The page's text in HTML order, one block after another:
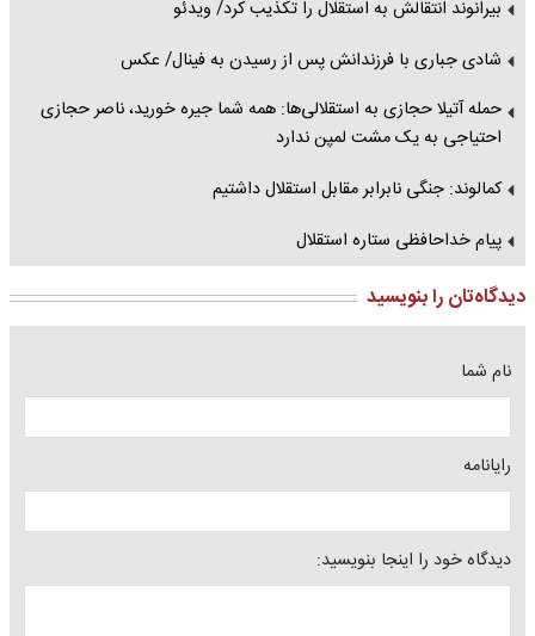
بیرانوند انتقالش به استقلال را تکذیب کرد/ ویدئو
شادی جباری با فرزندانش پس از رسیدن به فینال/ عکس
حمله آتیلا حجازی به استقلالی‌ها: همه شما جیره خورید، ناصر حجازی
احتیاجی به یک مشت لمپن ندارد
کمالوند: جنگی نابرابر مقابل استقلال داشتیم
پیام خداحافظی ستاره استقلال
دیدگاه‌تان را بنویسید
نام شما
رایانامه
دیدگاه خود را اینجا بنویسید: